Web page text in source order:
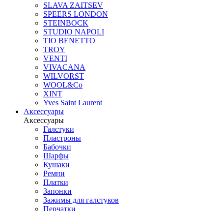
SLAVA ZAITSEV
SPEERS LONDON
STEINBOCK
STUDIO NAPOLI
TIO BENETTO
TROY
VENTI
VIVACANA
WILVORST
WOOL&Co
XINT
Yves Saint Laurent
Аксессуары
Аксессуары
Галстуки
Пластроны
Бабочки
Шарфы
Кушаки
Ремни
Платки
Запонки
Зажимы для галстуков
Перчатки